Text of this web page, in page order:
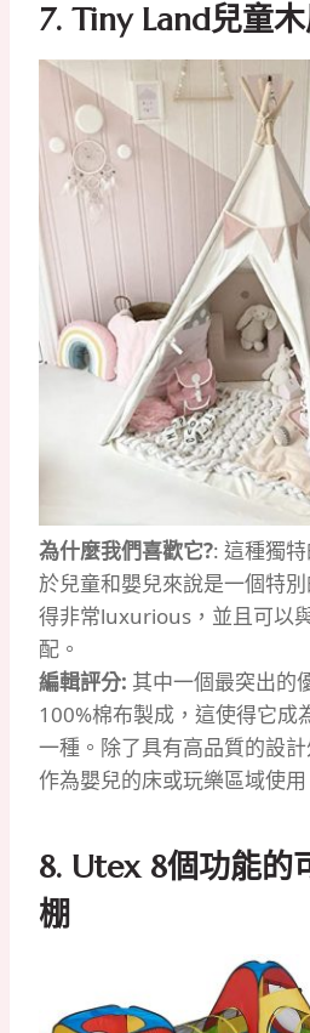
7. Tiny Land兒童
為什麼我們喜歡它?: 這種獨
於兒童和嬰兒來說是一個特
得非常luxurious，並且可以
配。
編輯評分: 其中一個最突出的
100%棉布製成，這使得它成
一種。除了具有高品質的設
作為嬰兒的床或玩樂區域使用
8. Utex 8個功能的
棚